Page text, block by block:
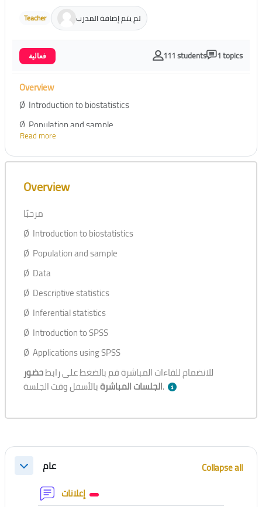
Teacher لم يتم إضافة المدرب
فعالية 111 students 1 topics
Overview
Ø Introduction to biostatistics
Ø Population and sample
Ø Descriptive statistics
Ø Inferential statistics
Ø Applications using SPSS
Read more
Skip [Cocoon] Course Overview
Overview
مرحبًا
Ø Introduction to biostatistics
Ø Population and sample
Ø Data
Ø Descriptive statistics
Ø Inferential statistics
Ø Introduction to SPSS
Ø Applications using SPSS
للانضمام للقاءات المباشرة قم بالضغط على رابطحضور
الجلسات المباشرةبالأسفل وقت الجلسة.
Section outline
Collapseعام
Collapse all
Forum